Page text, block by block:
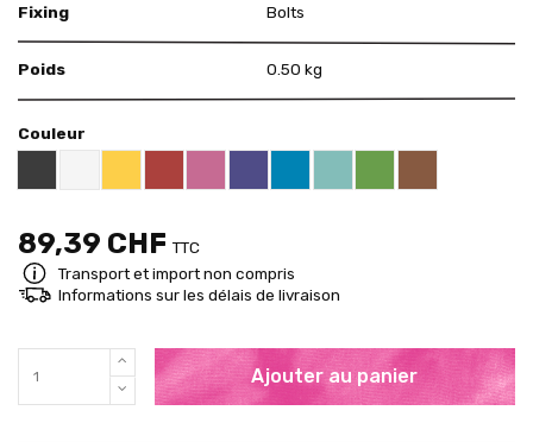
Fixing Bolts
Poids 0.50 kg
Couleur
Black RAL 9005
WhiteYellow RAL 1018
Red RAL 3000
Pink RAL 4003
US Purple S4050 - R60B/M
Blue RAL 5015
Mint RAL 6027Brown RAL
89,39 CHF TTC
Transport et import non compris
Informations sur les délais de livraison
Ajouter au panier